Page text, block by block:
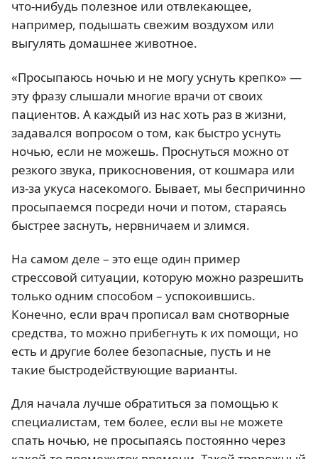
что-нибудь полезное или отвлекающее,
например, подышать свежим воздухом или
выгулять домашнее животное.
«Просыпаюсь ночью и не могу уснуть крепко» —
эту фразу слышали многие врачи от своих
пациентов. А каждый из нас хоть раз в жизни,
задавался вопросом о том, как быстро уснуть
ночью, если не можешь. Проснуться можно от
резкого звука, прикосновения, от кошмара или
из-за укуса насекомого. Бывает, мы беспричинно
просыпаемся посреди ночи и потом, стараясь
быстрее заснуть, нервничаем и злимся.
На самом деле – это еще один пример
стрессовой ситуации, которую можно разрешить
только одним способом – успокоившись.
Конечно, если врач прописал вам снотворные
средства, то можно прибегнуть к их помощи, но
есть и другие более безопасные, пусть и не
такие быстродействующие варианты.
Для начала лучше обратиться за помощью к
специалистам, тем более, если вы не можете
спать ночью, не просыпаясь постоянно через